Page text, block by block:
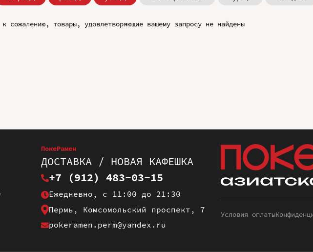
к сожалению, товары, удовлетворяющие вашему запросу не найдены
ПокеРамен
ДОСТАВКА / НОВАЯ КАФЕШКА
+7 (912) 483-03-15
Ежедневно, с 11:00 до 21:30
Пермь, Комсомольский проспект, 7
pokeramen.perm@yandex.ru
Условия оплаты